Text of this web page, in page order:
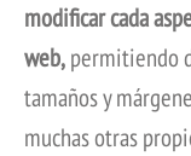
modificar cada
web,permitiendo
tamaños y
muchas otras